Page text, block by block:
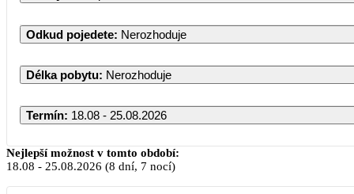
Odkud pojedete: Nerozhoduje
Délka pobytu: Nerozhoduje
Termín: 18.08 - 25.08.2026
Nejlepší možnost v tomto období:
18.08 - 25.08.2026 (8 dní, 7 nocí)